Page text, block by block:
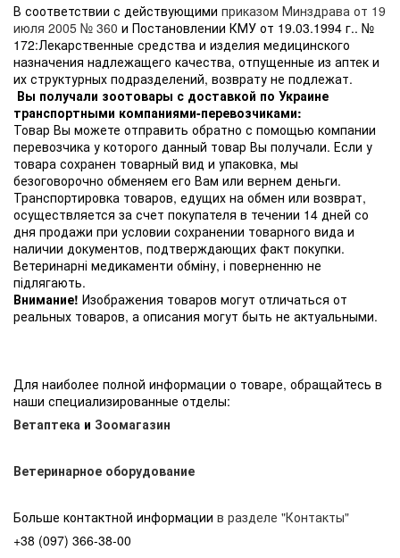
В соответствии с действующими приказом Минздрава от 19
июля 2005 № 360 и Постановлении КМУ от 19.03.1994 г.. №
172:Лекарственные средства и изделия медицинского
назначения надлежащего качества, отпущенные из аптек и
их структурных подразделений, возврату не подлежат.
Вы получали зоотовары с доставкой по Украине
транспортными компаниями-перевозчиками:
Товар Вы можете отправить обратно с помощью компании
перевозчика у которого данный товар Вы получали. Если у
товара сохранен товарный вид и упаковка, мы
безоговорочно обменяем его Вам или вернем деньги.
Транспортировка товаров, едущих на обмен или возврат,
осуществляется за счет покупателя в течении 14 дней со
дня продажи при условии сохранении товарного вида и
наличии документов, подтверждающих факт покупки.
Ветеринарні медикаменти обміну, і поверненню не
підлягають.
Внимание! Изображения товаров могут отличаться от
реальных товаров, а описания могут быть не актуальными.
Для наиболее полной информации о товаре, обращайтесь в
наши специализированные отделы:
Ветаптека и Зоомагазин
Ветеринарное оборудование
Больше контактной информации в разделе "Контакты"
+38 (097) 366-38-00